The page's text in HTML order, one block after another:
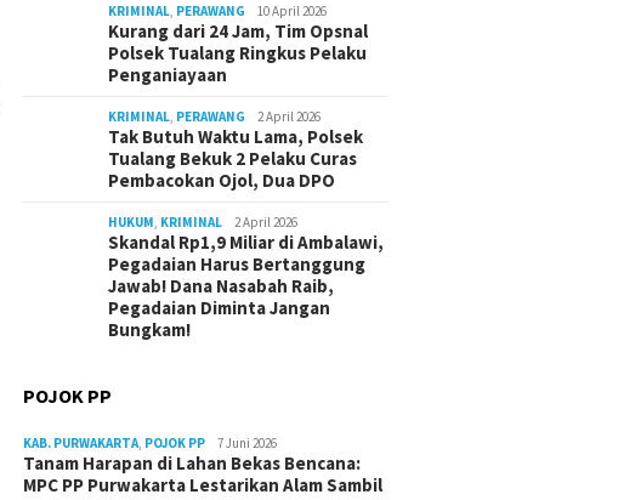
KRIMINAL PERAWANG 10 April 2026
Kurang dari 24 Jam, Tim Opsnal
Polsek Tualang Ringkus Pelaku
Penganiayaan
KRIMINAL PERAWANG 2 April 2026
Tak Butuh Waktu Lama, Polsek
Tualang Bekuk 2 Pelaku Curas
Pembacokan Ojol, Dua DPO
HUKUM KRIMINAL 2 April 2026
Skandal Rp1,9 Miliar di Ambalawi,
Pegadaian Harus Bertanggung
Jawab! Dana Nasabah Raib,
Pegadaian Diminta Jangan
Bungkam!
POJOK PP
KAB. PURWAKARTA POJOK PP 7 Juni 2026
Tanam Harapan di Lahan Bekas Bencana:
MPC PP Purwakarta Lestarikan Alam Sambil